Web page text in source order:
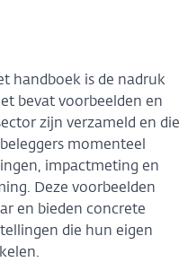
handboek is de nadruk
bevat voorbeelden en
zijn verzameld en die
momenteel
impactmeting en
Deze voorbeelden
en bieden concrete
die hun eigen